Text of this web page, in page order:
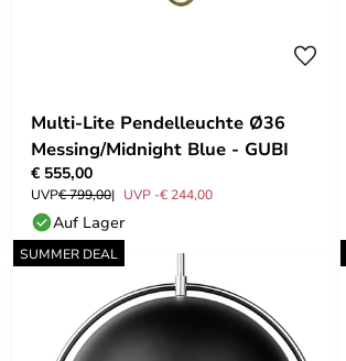
Multi-Lite Pendelleuchte Ø36
Messing/Midnight Blue - GUBI
€ 555,00
UVP€ 799,00 UVP -€ 244,00
Auf Lager
SUMMER DEAL